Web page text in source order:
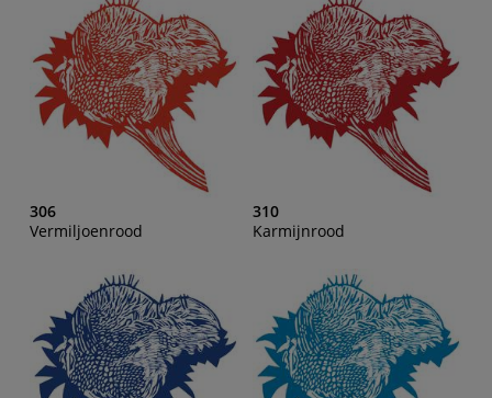
306
Vermiljoenrood
310
Karmijnrood